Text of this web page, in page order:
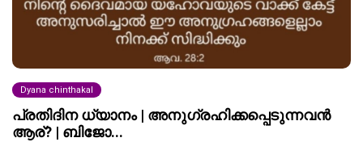
Dyana chinthakal
പ്രതിദിന ധ്യാനം | അനുഗ്രഹിക്കപ്പെടുന്നവൻ
ആര്? | ബിജോ...